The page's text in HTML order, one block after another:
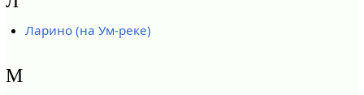
Ларино (на Ум-реке)
М